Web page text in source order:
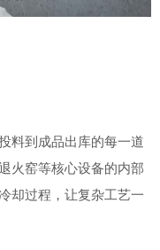
料到成品出库的每一道
火窑等核心设备的内部
却过程，让复杂工艺一